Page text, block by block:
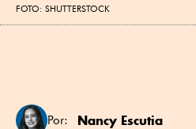
FOTO: SHUTTERSTOCK
Por: Nancy Escutia